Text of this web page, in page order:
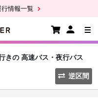
情報一覧
きの 高速バス・夜行バス
逆区間